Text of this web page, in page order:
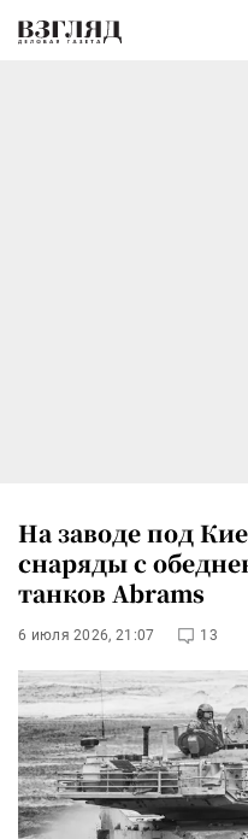
На заводе под
снаряды с
танков Abrams
6 июля 2026, 21:07 13